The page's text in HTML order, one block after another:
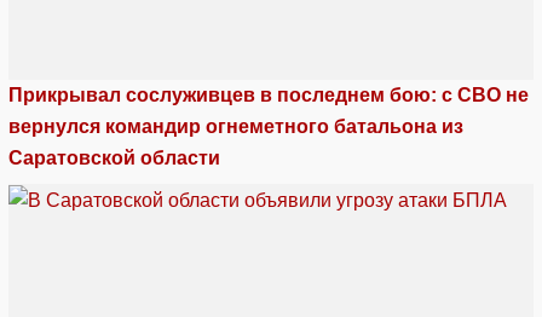
Прикрывал сослуживцев в последнем бою: с СВО не
вернулся командир огнеметного батальона из
Саратовской области